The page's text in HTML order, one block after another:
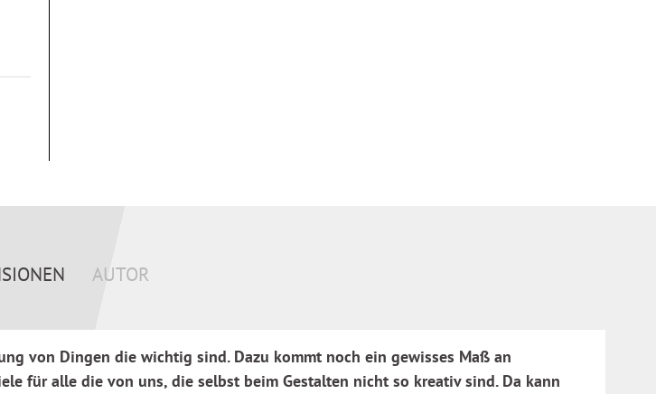
AUTOR
von Dingen die wichtig sind. Dazu kommt noch ein gewisses Maß an
für alle die von uns, die selbst beim Gestalten nicht so kreativ sind. Da kann